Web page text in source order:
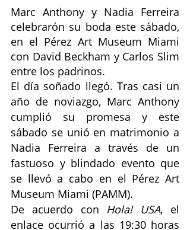
Marc Anthony y Nadia Ferreira
celebrarón su boda este sábado,
en el Pérez Art Museum Miami
con David Beckham y Carlos Slim
entre los padrinos.
El día soñado llegó. Tras casi un
año de noviazgo, Marc Anthony
cumplió su promesa y este
sábado se unió en matrimonio a
Nadia Ferreira a través de un
fastuoso y blindado evento que
se llevó a cabo en el Pérez Art
Museum Miami (PAMM).
De acuerdo con Hola! USA, el
enlace ocurrió a las 19:30 horas